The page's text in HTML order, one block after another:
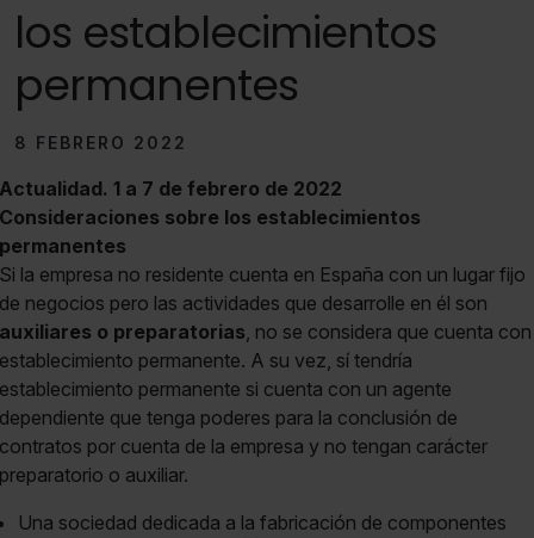
los establecimientos
permanentes
8 FEBRERO 2022
Actualidad. 1 a 7 de febrero de 2022
Consideraciones sobre los establecimientos
permanentes
Si la empresa no residente cuenta en España con un lugar fijo
de negocios pero las actividades que desarrolle en él son
auxiliares o preparatorias, no se considera que cuenta con
establecimiento permanente. A su vez, sí tendría
establecimiento permanente si cuenta con un agente
dependiente que tenga poderes para la conclusión de
contratos por cuenta de la empresa y no tengan carácter
preparatorio o auxiliar.
Una sociedad dedicada a la fabricación de componentes